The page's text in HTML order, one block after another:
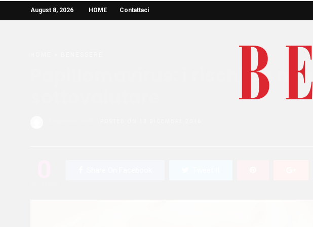
August 8, 2026 HOME Contattaci
Papillomavirus: i rischi da non